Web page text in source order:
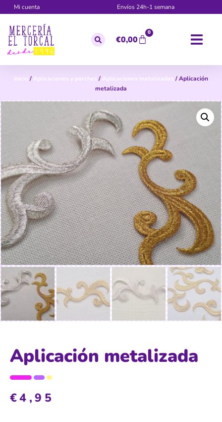
Mi cuenta Envíos 24h-1 semana
€0,00
0
Inicio / Aplicaciones y parches / Aplicaciones metalizadas / Aplicación
metalizada
Aplicación metalizada
€4,95